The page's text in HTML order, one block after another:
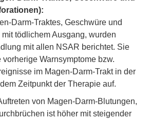
Darm-Traktes, Geschwüre und
tödlichem Ausgang, wurden
mit allen NSAR berichtet. Sie
Warnsymptome bzw.
im Magen-Darm-Trakt in der
Zeitpunkt der Therapie auf.
von Magen-Darm-Blutungen,
ist höher mit steigender